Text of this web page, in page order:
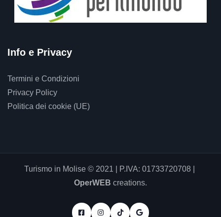
Info e Privacy
Termini e Condizioni
Privacy Policy
Politica dei cookie (UE)
Turismo in Molise © 2021 | P.IVA: 01733720708 |
OperWEB creations.